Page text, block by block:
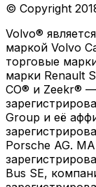
LocTracker
Просмотреть все
© Copyright
Volvo®
маркой Volvo
торговые
марки Renault
CO® и Zeekr®
Group и её
Porsche AG.
Bus SE,